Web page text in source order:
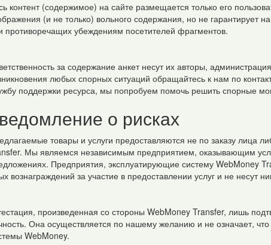
контент (содержимое) на сайте размещается только его
(и не только) вольного содержания, но не гарантирует
противоречащих убеждениям посетителей фрагментов.
за содержание анкет несут их авторы,
любых спорных ситуаций обращайтесь к нам по
поддержки ресурса, мы попробуем помочь решить спорные
о рисках
товары и услуги предоставляются не по заказу лица
Мы являемся независимым предприятием, оказывающим
Предприятия, эксплуатирующие систему WebMoney
вознаграждений за участие в предоставлении услуг и не несут
произведенная со стороны WebMoney Transfer, лишь
Она осуществляется по нашему желанию и не означает,
WebMoney.